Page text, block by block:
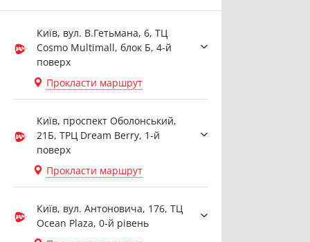
Київ, вул. В.Гетьмана, 6, ТЦ
Cosmo Multimall, блок Б, 4-й
поверх
Прокласти маршрут
Київ, проспект Оболонський,
21Б, ТРЦ Dream Berry, 1-й
поверх
Прокласти маршрут
Київ, вул. Антоновича, 176, ТЦ
Ocean Plaza, 0-й рівень